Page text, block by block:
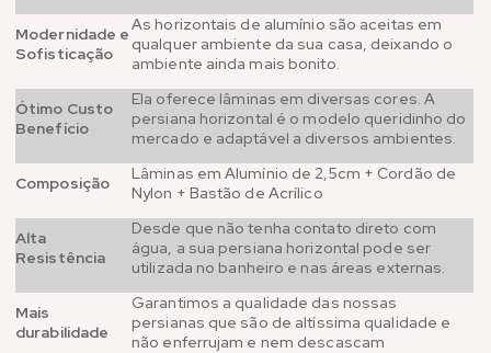
Modernidade e
Sofisticação
As horizontais de alumínio são aceitas em
qualquer ambiente da sua casa, deixando o
ambiente ainda mais bonito.
Ótimo Custo
Benefício
Ela oferece lâminas em diversas cores. A
persiana horizontal é o modelo queridinho do
mercado e adaptável a diversos ambientes.
Composição
Lâminas em Alumínio de 2,5cm + Cordão de
Nylon + Bastão de Acrílico
Alta
Resistência
Desde que não tenha contato direto com
água, a sua persiana horizontal pode ser
utilizada no banheiro e nas áreas externas.
Mais
durabilidade
Garantimos a qualidade das nossas
persianas que são de altíssima qualidade e
não enferrujam e nem descascam